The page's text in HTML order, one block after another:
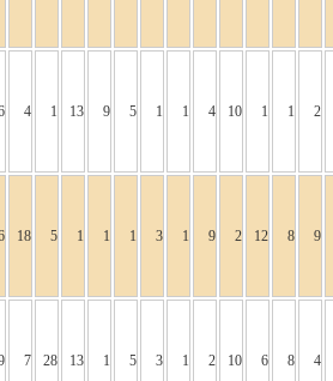
4 1 13 9 5 1 1 4 10 1 1 2
18 5 1 1 1 3 1 9 2 12 8 9
7 28 13 1 5 3 1 2 10 6 8 4